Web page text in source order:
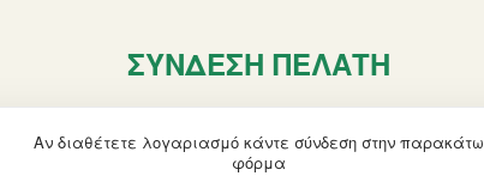
ΣΎΝΔΕΣΗ ΠΕΛΆΤΗ
Αν διαθέτετε λογαριασμό κάντε σύνδεση στην παρακάτω
φόρμα